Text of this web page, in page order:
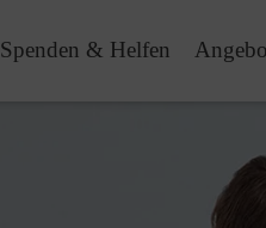
Spenden & Helfen